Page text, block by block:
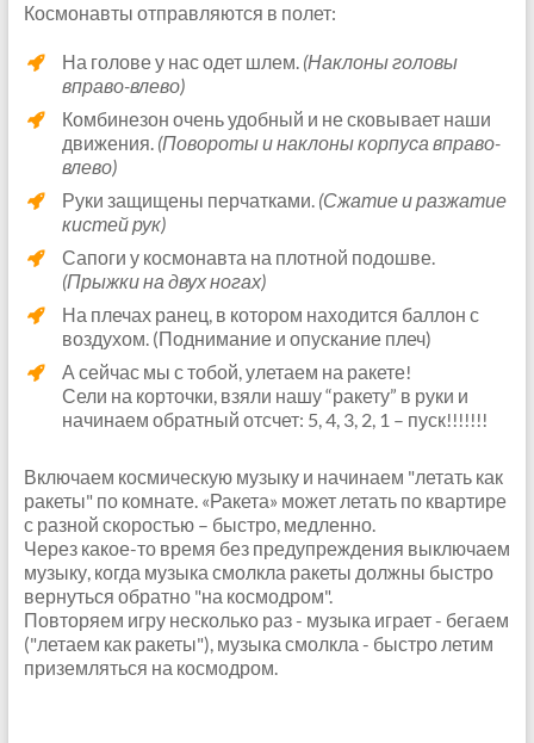
Космонавты отправляются в полет:
На голове у нас одет шлем. (Наклоны головы
вправо-влево)
Комбинезон очень удобный и не сковывает наши
движения. (Повороты и наклоны корпуса вправо-
влево)
Руки защищены перчатками. (Сжатие и разжатие
кистей рук)
Сапоги у космонавта на плотной подошве.
(Прыжки на двух ногах)
На плечах ранец, в котором находится баллон с
воздухом. (Поднимание и опускание плеч)
А сейчас мы с тобой, улетаем на ракете!
Сели на корточки, взяли нашу “ракету” в руки и
начинаем обратный отсчет: 5, 4, 3, 2, 1 – пуск!!!!!!!
Включаем космическую музыку и начинаем "летать как
ракеты" по комнате. «Ракета» может летать по квартире
с разной скоростью – быстро, медленно.
Через какое-то время без предупреждения выключаем
музыку, когда музыка смолкла ракеты должны быстро
вернуться обратно "на космодром".
Повторяем игру несколько раз - музыка играет - бегаем
("летаем как ракеты"), музыка смолкла - быстро летим
приземляться на космодром.